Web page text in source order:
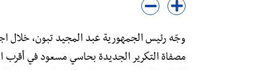
وجّه رئيس الجمهورية عبد المجيد تبون، خلال
مصفاة التكرير الجديدة بحاسي مسعود في أقرب